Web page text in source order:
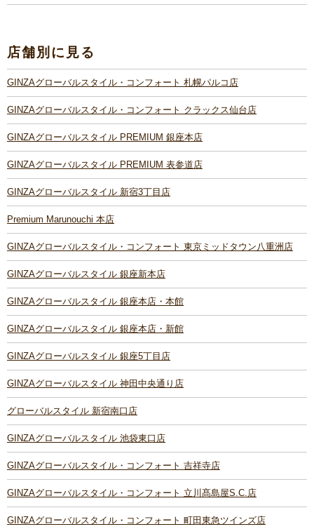
店舗別に見る
GINZAグローバルスタイル・コンフォート 札幌パルコ店
GINZAグローバルスタイル・コンフォート クラックス仙台店
GINZAグローバルスタイル PREMIUM 銀座本店
GINZAグローバルスタイル PREMIUM 表参道店
GINZAグローバルスタイル 新宿3丁目店
Premium Marunouchi 本店
GINZAグローバルスタイル・コンフォート 東京ミッドタウン八重洲店
GINZAグローバルスタイル 銀座新本店
GINZAグローバルスタイル 銀座本店・本館
GINZAグローバルスタイル 銀座本店・新館
GINZAグローバルスタイル 銀座5丁目店
GINZAグローバルスタイル 神田中央通り店
グローバルスタイル 新宿南口店
GINZAグローバルスタイル 池袋東口店
GINZAグローバルスタイル・コンフォート 吉祥寺店
GINZAグローバルスタイル・コンフォート 立川髙島屋S.C.店
GINZAグローバルスタイル・コンフォート 町田東急ツインズ店